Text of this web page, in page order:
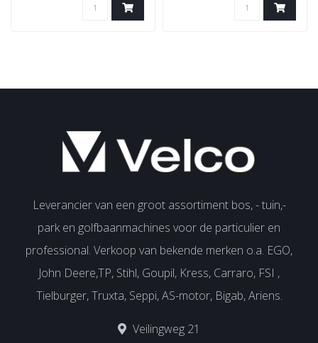
Leverancier van een groot assortiment bos, - tuin,-
park en golfbaanmachines voor de particulier en
professional. Verkoop van bekende merken o.a. EGO,
John Deere,TP, Stihl, Goupil, Kress, Carraro, FSI ,
Tielburger, Truxta, Seppi, AS-motor, Bigab, Ariens.
Veilingweg 21